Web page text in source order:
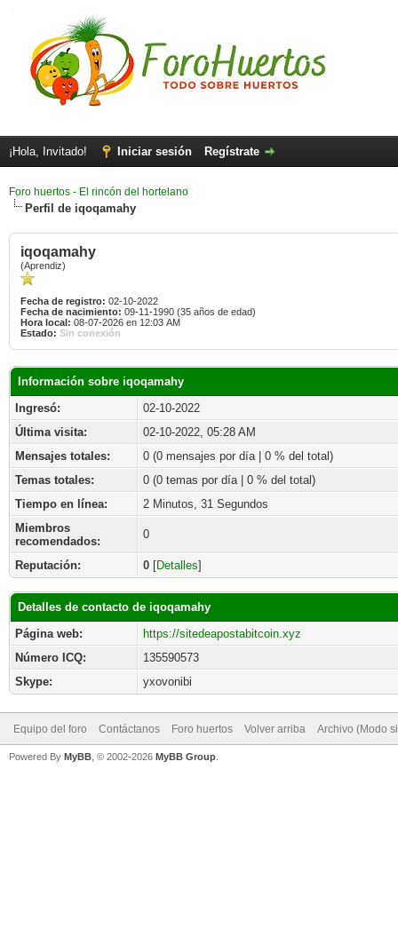
¡Hola, Invitado! Iniciar sesión Regístrate
Foro huertos - El rincón del hortelano
Perfil de iqoqamahy
iqoqamahy
(Aprendiz)
Fecha de registro: 02-10-2022
Fecha de nacimiento: 09-11-1990 (35 años de edad)
Hora local: 08-07-2026 en 12:03 AM
Estado: Sin conexión
Información sobre iqoqamahy
Ingresó:
02-10-2022
Última visita:
02-10-2022, 05:28 AM
Mensajes totales:
0 (0 mensajes por día | 0 % del total)
Temas totales:
0 (0 temas por día | 0 % del total)
Tiempo en línea:
2 Minutos, 31 Segundos
Miembros
recomendados:
0
Reputación: 0 [Detalles]
Detalles de contacto de iqoqamahy
Página web:
https://sitedeapostabitcoin.xyz
Número ICQ:
135590573
Skype:
yxovonibi
Equipo del foro Contáctanos Foro huertos Volver arriba Archivo (Modo
Powered By MyBB , © 2002-2026 MyBB Group